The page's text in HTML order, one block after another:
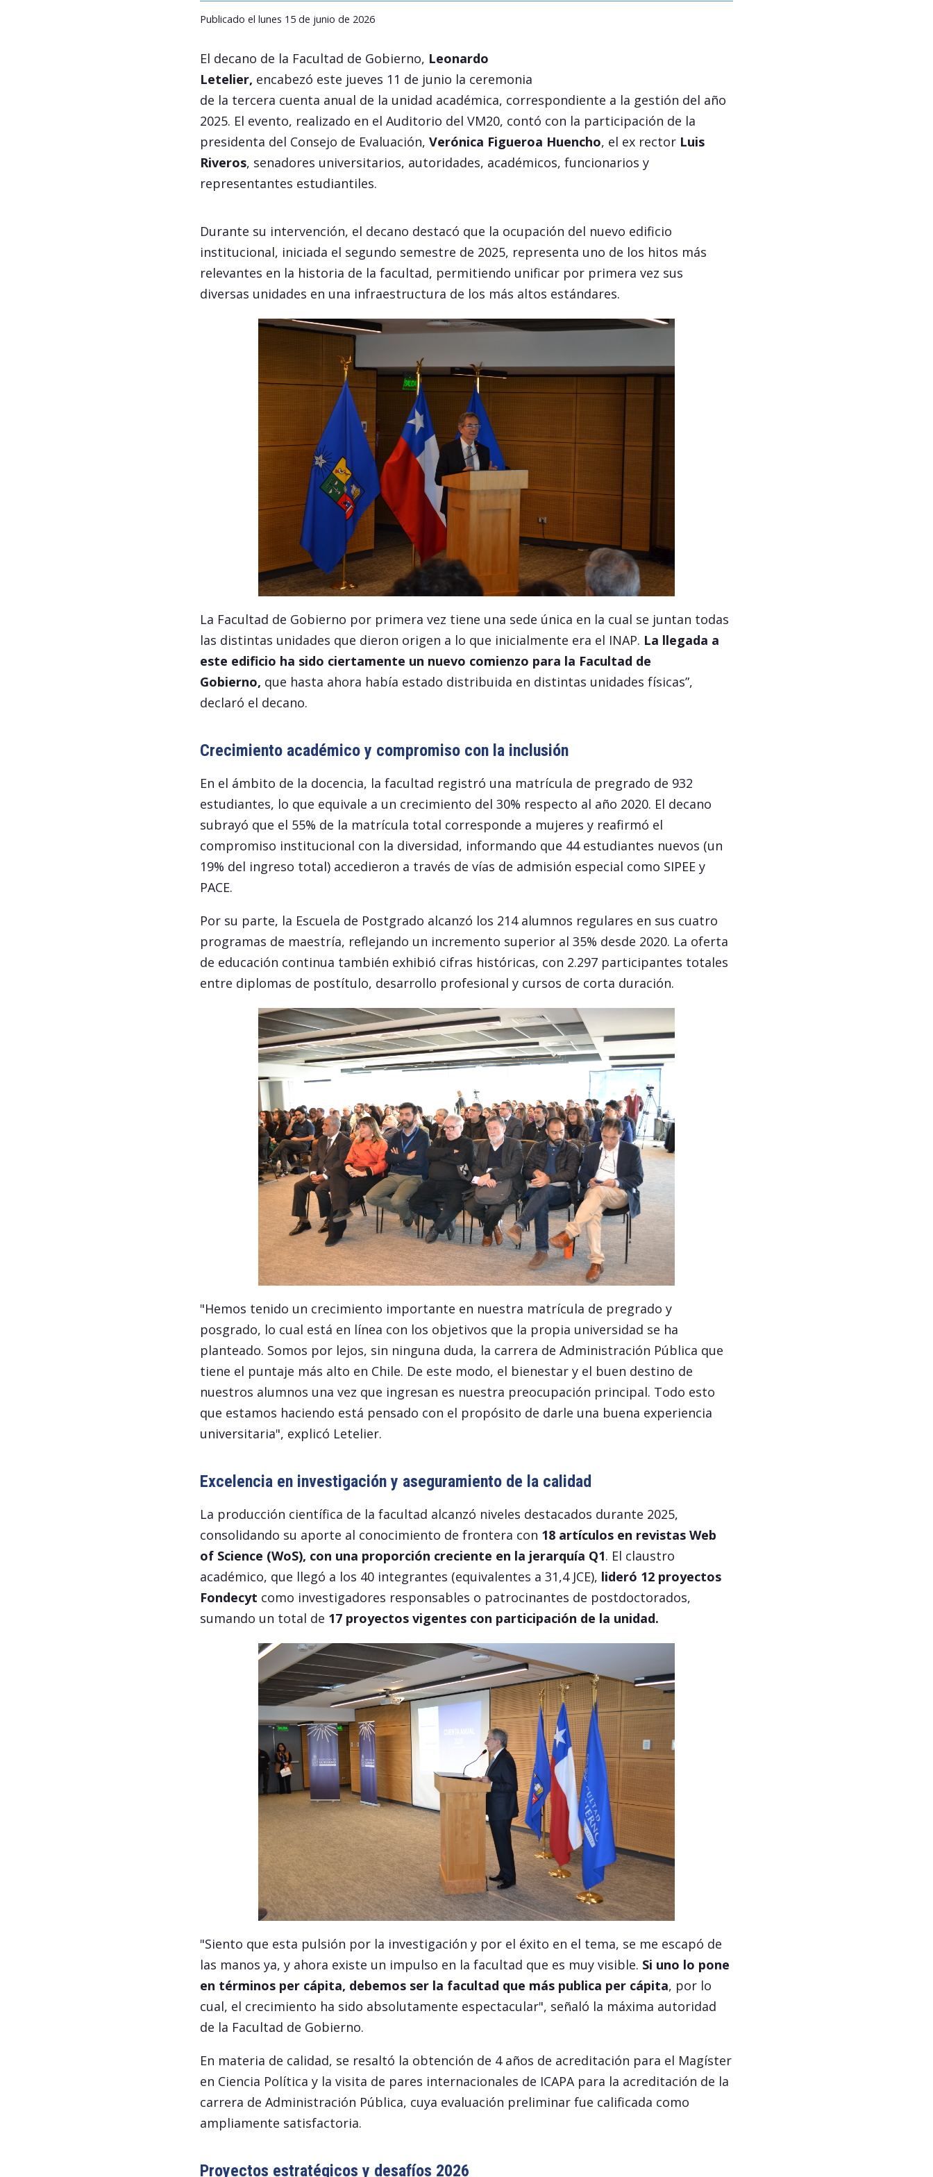
Publicado el lunes 15 de junio de 2026
El decano de la Facultad de Gobierno, Leonardo
Letelier, encabezó este jueves 11 de junio la ceremonia
de la tercera cuenta anual de la unidad académica, correspondiente a la gestión del año
2025. El evento, realizado en el Auditorio del VM20, contó con la participación de la
presidenta del Consejo de Evaluación, Verónica Figueroa Huencho, el ex rector Luis
Riveros, senadores universitarios, autoridades, académicos, funcionarios y
representantes estudiantiles.
Durante su intervención, el decano destacó que la ocupación del nuevo edificio
institucional, iniciada el segundo semestre de 2025, representa uno de los hitos más
relevantes en la historia de la facultad, permitiendo unificar por primera vez sus
diversas unidades en una infraestructura de los más altos estándares.
La Facultad de Gobierno por primera vez tiene una sede única en la cual se juntan todas
las distintas unidades que dieron origen a lo que inicialmente era el INAP. La llegada a
este edificio ha sido ciertamente un nuevo comienzo para la Facultad de
Gobierno, que hasta ahora había estado distribuida en distintas unidades físicas”,
declaró el decano.
Crecimiento académico y compromiso con la inclusión
En el ámbito de la docencia, la facultad registró una matrícula de pregrado de 932
estudiantes, lo que equivale a un crecimiento del 30% respecto al año 2020. El decano
subrayó que el 55% de la matrícula total corresponde a mujeres y reafirmó el
compromiso institucional con la diversidad, informando que 44 estudiantes nuevos (un
19% del ingreso total) accedieron a través de vías de admisión especial como SIPEE y
PACE.
Por su parte, la Escuela de Postgrado alcanzó los 214 alumnos regulares en sus cuatro
programas de maestría, reflejando un incremento superior al 35% desde 2020. La oferta
de educación continua también exhibió cifras históricas, con 2.297 participantes totales
entre diplomas de postítulo, desarrollo profesional y cursos de corta duración.
"Hemos tenido un crecimiento importante en nuestra matrícula de pregrado y
posgrado, lo cual está en línea con los objetivos que la propia universidad se ha
planteado. Somos por lejos, sin ninguna duda, la carrera de Administración Pública que
tiene el puntaje más alto en Chile. De este modo, el bienestar y el buen destino de
nuestros alumnos una vez que ingresan es nuestra preocupación principal. Todo esto
que estamos haciendo está pensado con el propósito de darle una buena experiencia
universitaria", explicó Letelier.
Excelencia en investigación y aseguramiento de la calidad
La producción científica de la facultad alcanzó niveles destacados durante 2025,
consolidando su aporte al conocimiento de frontera con 18 artículos en revistas Web
of Science (WoS), con una proporción creciente en la jerarquía Q1. El claustro
académico, que llegó a los 40 integrantes (equivalentes a 31,4 JCE), lideró 12 proyectos
Fondecyt como investigadores responsables o patrocinantes de postdoctorados,
sumando un total de 17 proyectos vigentes con participación de la unidad.
"Siento que esta pulsión por la investigación y por el éxito en el tema, se me escapó de
las manos ya, y ahora existe un impulso en la facultad que es muy visible. Si uno lo pone
en términos per cápita, debemos ser la facultad que más publica per cápita, por lo
cual, el crecimiento ha sido absolutamente espectacular", señaló la máxima autoridad
de la Facultad de Gobierno.
En materia de calidad, se resaltó la obtención de 4 años de acreditación para el Magíster
en Ciencia Política y la visita de pares internacionales de ICAPA para la acreditación de la
carrera de Administración Pública, cuya evaluación preliminar fue calificada como
ampliamente satisfactoria.
Proyectos estratégicos y desafíos 2026